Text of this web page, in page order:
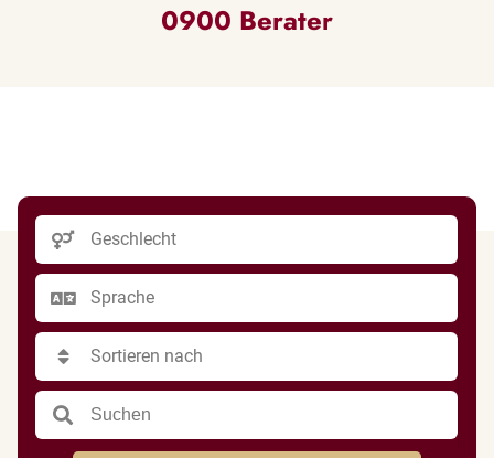
0900 Berater